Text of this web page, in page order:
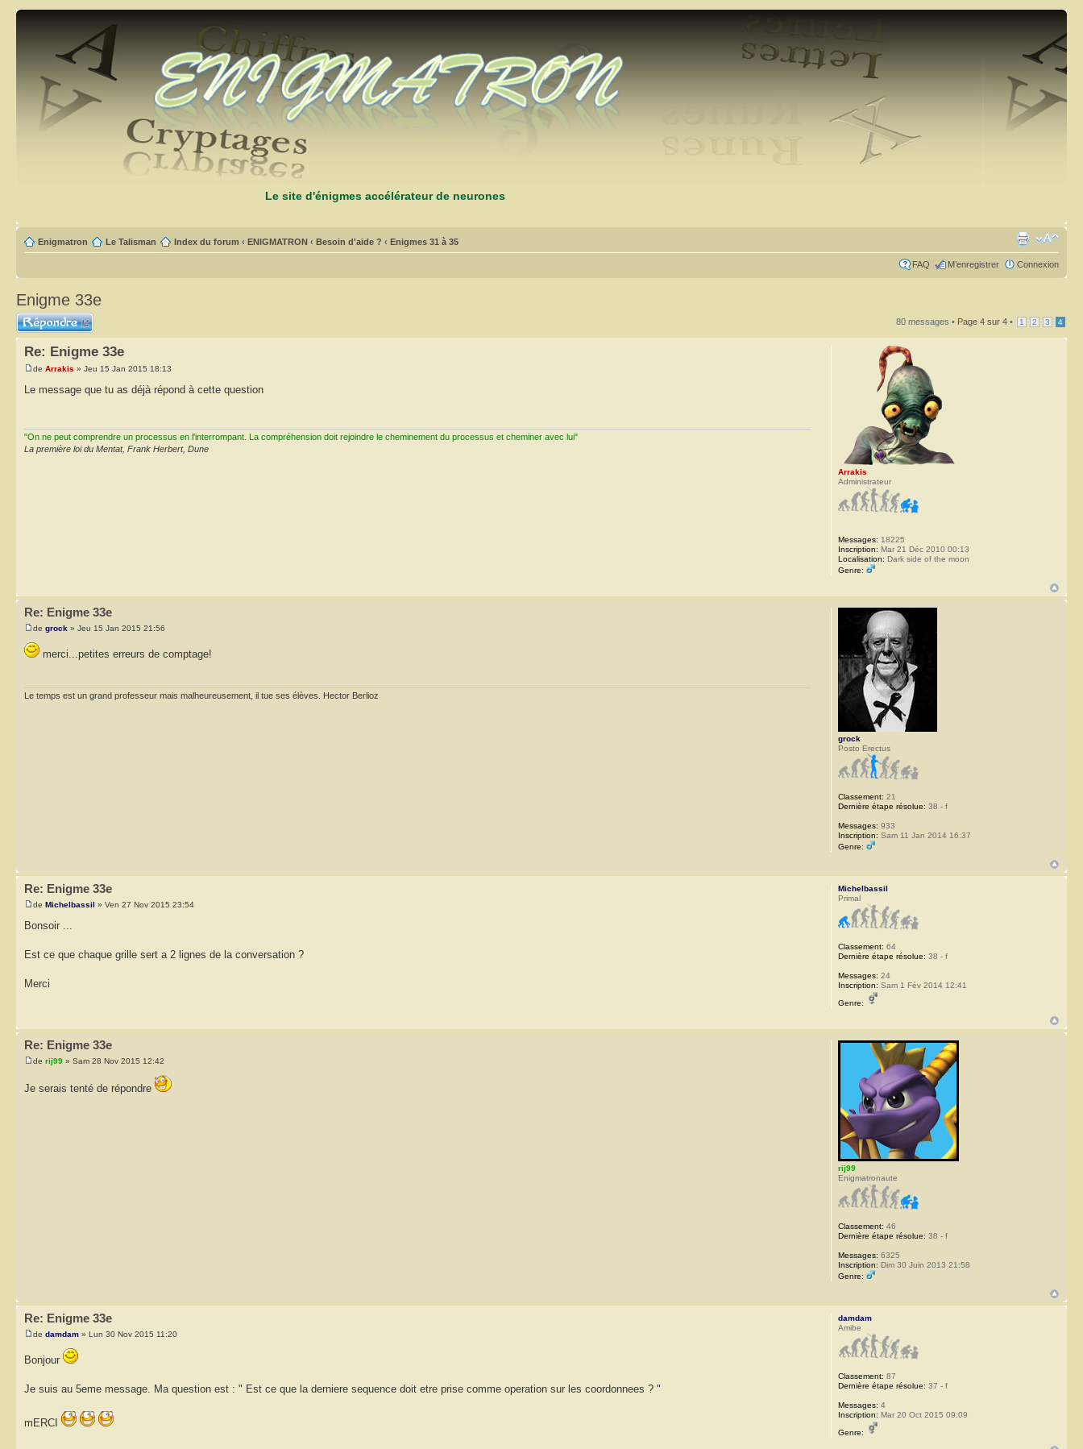
Le site d'énigmes accélérateur de neurones
Enigmatron Le Talisman Index du forum ‹ ENIGMATRON ‹ Besoin d'aide ? ‹ Enigmes 31 à 35
FAQ M’enregistrer Connexion
Enigme 33e
Répondre 80 messages • Page 4 sur 4 • 1 2 3 4
Re: Enigme 33e
de Arrakis » Jeu 15 Jan 2015 18:13
Le message que tu as déjà répond à cette question
"On ne peut comprendre un processus en l'interrompant. La compréhension doit rejoindre le cheminement du processus et cheminer avec lui"
La première loi du Mentat, Frank Herbert, Dune
Arrakis
Administrateur
Messages: 18225
Inscription: Mar 21 Déc 2010 00:13
Localisation: Dark side of the moon
Genre:
Re: Enigme 33e
de grock » Jeu 15 Jan 2015 21:56
merci...petites erreurs de comptage!
Le temps est un grand professeur mais malheureusement, il tue ses élèves. Hector Berlioz
grock
Posto Erectus
Classement: 21
Dernière étape résolue: 38 - f
Messages: 933
Inscription: Sam 11 Jan 2014 16:37
Genre:
Re: Enigme 33e
de Michelbassil » Ven 27 Nov 2015 23:54
Bonsoir ...
Est ce que chaque grille sert a 2 lignes de la conversation ?
Merci
Michelbassil
Primal
Classement: 64
Dernière étape résolue: 38 - f
Messages: 24
Inscription: Sam 1 Fév 2014 12:41
Genre:
Re: Enigme 33e
de rij99 » Sam 28 Nov 2015 12:42
Je serais tenté de répondre
rij99
Enigmatronaute
Classement: 46
Dernière étape résolue: 38 - f
Messages: 6325
Inscription: Dim 30 Juin 2013 21:58
Genre:
Re: Enigme 33e
de damdam » Lun 30 Nov 2015 11:20
Bonjour
Je suis au 5eme message. Ma question est : " Est ce que la derniere sequence doit etre prise comme operation sur les coordonnees ? "
mERCI
damdam
Amibe
Classement: 87
Dernière étape résolue: 37 - f
Messages: 4
Inscription: Mar 20 Oct 2015 09:09
Genre: